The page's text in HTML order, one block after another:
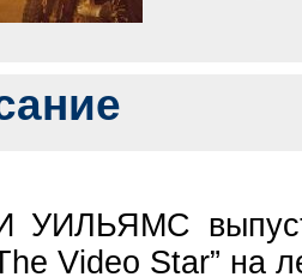
УИЛЬЯМС
Video Star” на